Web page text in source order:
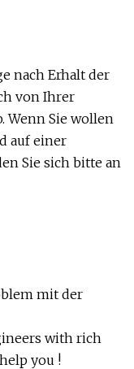
nach Erhalt der
von Ihrer
Wenn Sie wollen
auf einer
Sie sich bitte an
mit der
with rich
you !